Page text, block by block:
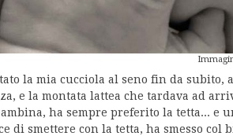
la mia cucciola al seno fin da subito,
e la montata lattea che tardava ad
ha sempre preferito la tetta... e
di smettere con la tetta, ha smesso